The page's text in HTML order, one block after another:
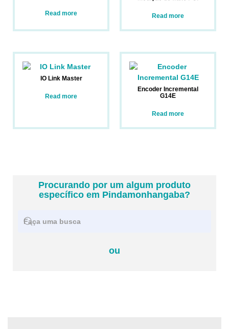
Read more Read more
IO Link Master
Read more
Encoder Incremental
G14E
Read more
Procurando por um algum produto
específico em Pindamonhangaba?
ou